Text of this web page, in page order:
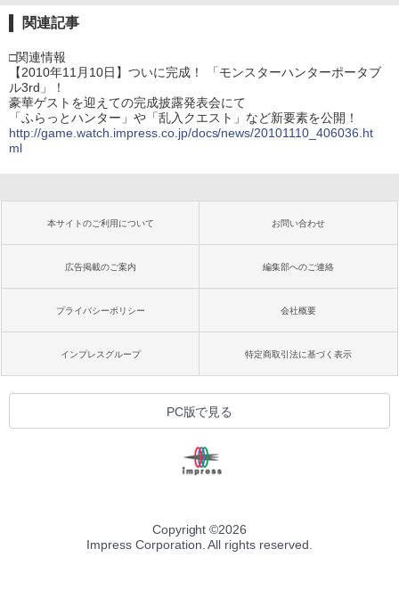
関連記事
□関連情報
【2010年11月10日】ついに完成！ 「モンスターハンターポータブ
ル3rd」！
豪華ゲストを迎えての完成披露発表会にて
「ふらっとハンター」や「乱入クエスト」など新要素を公開！
http://game.watch.impress.co.jp/docs/news/20101110_406036.ht
ml
本サイトのご利用について お問い合わせ
広告掲載のご案内 編集部へのご連絡
プライバシーポリシー 会社概要
インプレスグループ 特定商取引法に基づく表示
PC版で見る
Copyright ©2026
Impress Corporation. All rights reserved.